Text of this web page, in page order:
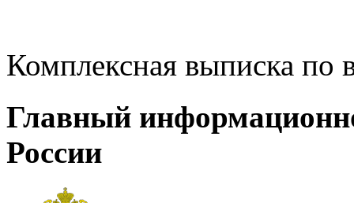
Комплексная выписка
Главный
России